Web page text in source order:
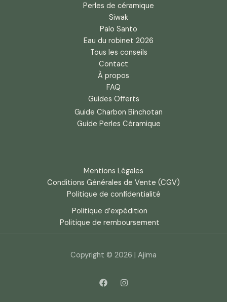
Perles de céramique
Siwak
Palo Santo
Eau du robinet 2026
Tous les conseils
Contact
À propos
FAQ
Guides Offerts
Guide Charbon Binchotan
Guide Perles Céramique
Mentions Légales
Conditions Générales de Vente (CGV)
Politique de confidentialité
Politique d’expédition
Politique de remboursement
Copyright © 2026 | Ajima